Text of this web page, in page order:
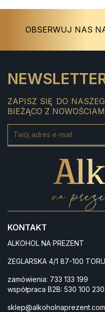
OBSERWUJ NAS
ZAPISZ SIĘ DO
BIEŻĄCO Z
KONTAKT
ALKOHOL NA PREZENT
ŻEGLARSKA 4/1 87-100
zamówienia: 733 133 199
współpraca B2B: 530 100 230
sklep@alkoholnaprezent.com